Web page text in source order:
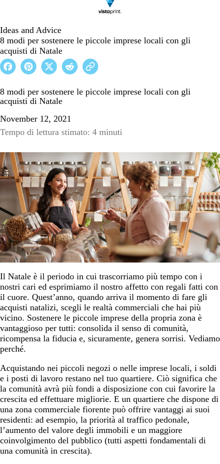
Ideas and Advice
8 modi per sostenere le piccole imprese locali con gli
acquisti di Natale
8 modi per sostenere le piccole imprese locali con gli
acquisti di Natale
November 12, 2021
Tempo di lettura stimato: 4 minuti
Il Natale è il periodo in cui trascorriamo più tempo con i
nostri cari ed esprimiamo il nostro affetto con regali fatti con
il cuore. Quest’anno, quando arriva il momento di fare gli
acquisti natalizi, scegli le realtà commerciali che hai più
vicino. Sostenere le piccole imprese della propria zona è
vantaggioso per tutti: consolida il senso di comunità,
ricompensa la fiducia e, sicuramente, genera sorrisi. Vediamo
perché.
Acquistando nei piccoli negozi o nelle imprese locali, i soldi
e i posti di lavoro restano nel tuo quartiere. Ciò significa che
la comunità avrà più fondi a disposizione con cui favorire la
crescita ed effettuare migliorie. E un quartiere che dispone di
una zona commerciale fiorente può offrire vantaggi ai suoi
residenti: ad esempio, la priorità al traffico pedonale,
l’aumento del valore degli immobili e un maggiore
coinvolgimento del pubblico (tutti aspetti fondamentali di
una comunità in crescita).